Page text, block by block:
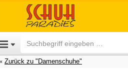
Zurück zu "Damenschuhe"